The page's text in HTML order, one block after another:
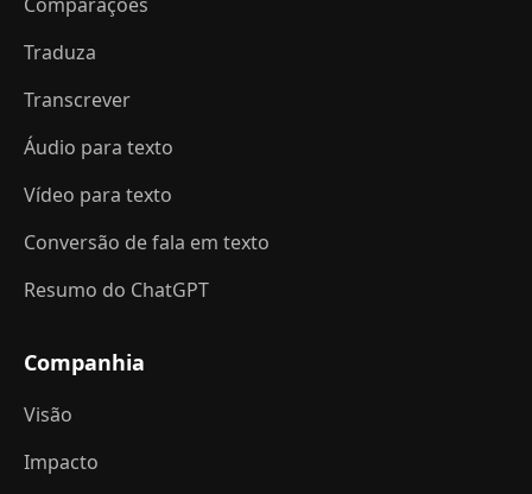
Traduza
Transcrever
Áudio para texto
Vídeo para texto
Conversão de fala em texto
Resumo do ChatGPT
Companhia
Visão
Impacto